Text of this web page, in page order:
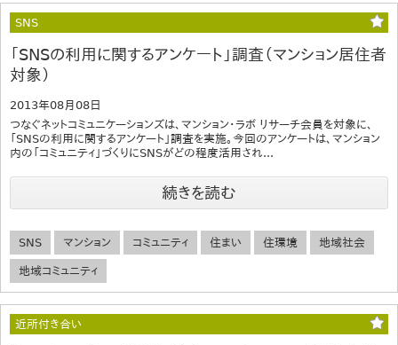
SNS
「SNSの利用に関するアンケート」調査（マンション居住者
対象）
2013年08月08日
つなぐネットコミュニケーションズは、マンション・ラボ リサーチ会員を対象に、
「SNSの利用に関するアンケート」調査を実施。今回のアンケートは、マンション
内の「コミュニティ」づくりにSNSがどの程度活用され...
続きを読む
SNS マンション コミュニティ 住まい 住環境 地域社会
地域コミュニティ
近所付き合い